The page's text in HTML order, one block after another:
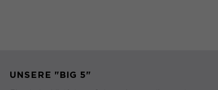
UNSERE "BIG 5"